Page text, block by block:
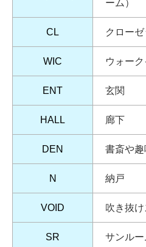
ーム）
CL クローゼ
WIC ウォー
ENT 玄関
HALL 廊下
DEN 書斎や
N 納戸
VOID 吹き抜
SR サンルー